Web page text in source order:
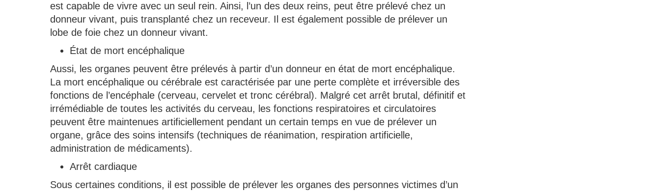
est capable de vivre avec un seul rein. Ainsi, l’un des deux reins, peut être prélevé chez un
donneur vivant, puis transplanté chez un receveur. Il est également possible de prélever un
lobe de foie chez un donneur vivant.
État de mort encéphalique
Aussi, les organes peuvent être prélevés à partir d’un donneur en état de mort encéphalique.
La mort encéphalique ou cérébrale est caractérisée par une perte complète et irréversible des
fonctions de l’encéphale (cerveau, cervelet et tronc cérébral). Malgré cet arrêt brutal, définitif et
irrémédiable de toutes les activités du cerveau, les fonctions respiratoires et circulatoires
peuvent être maintenues artificiellement pendant un certain temps en vue de prélever un
organe, grâce des soins intensifs (techniques de réanimation, respiration artificielle,
administration de médicaments).
Arrêt cardiaque
Sous certaines conditions, il est possible de prélever les organes des personnes victimes d’un